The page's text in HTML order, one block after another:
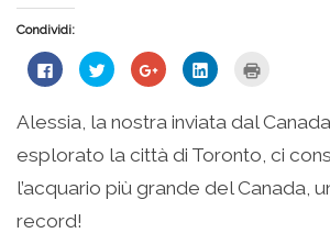
Condividi:
Fai
clic
su
Facebook
apre
una
nuova
finestra)
Fai
clic
condividere
su
Twitter
(Si
in
una
Fai
clic
condividere
su
Google+
(Si
in
una
Fai
clic
condividere
su
LinkedIn
(Si
in
una
stampare
(Si
apre
in
nuova
finestra)
Alessia, la nostra inviata dal
esplorato la città di Toronto, ci
l’acquario più grande del Canada,
record!